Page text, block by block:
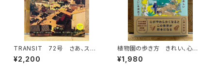
TRANSIT 72号 さあ、スペ
インへ！ 太陽と海と土の国
¥2,200
植物園の歩き方 きれい、心地
よい、愛おしい さまざまな「うつ
くしい」を求めて
¥1,980